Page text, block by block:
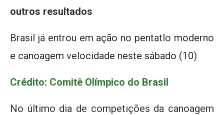
outros resultados
Brasil já entrou em ação no pentatlo moderno
e canoagem velocidade neste sábado (10)
Crédito: Comitê Olímpico do Brasil
No último dia de competições da canoagem